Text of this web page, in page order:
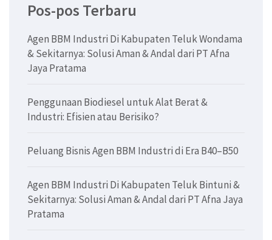
Pos-pos Terbaru
Agen BBM Industri Di Kabupaten Teluk Wondama
& Sekitarnya: Solusi Aman & Andal dari PT Afna
Jaya Pratama
Penggunaan Biodiesel untuk Alat Berat &
Industri: Efisien atau Berisiko?
Peluang Bisnis Agen BBM Industri di Era B40–B50
Agen BBM Industri Di Kabupaten Teluk Bintuni &
Sekitarnya: Solusi Aman & Andal dari PT Afna Jaya
Pratama